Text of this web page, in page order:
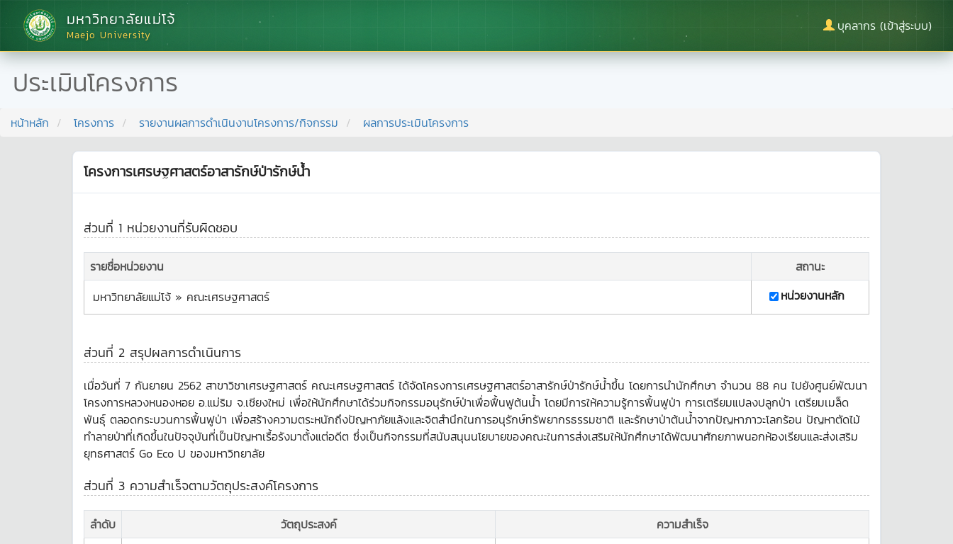
มหาวิทยาลัยแม่โจ้
Maejo University
บุคลากร (เข้าสู่ระบบ)
ประเมินโครงการ
หน้าหลัก โครงการ รายงานผลการดำเนินงานโครงการ/กิจกรรม ผลการประเมินโครงการ
โครงการเศรษฐศาสตร์อาสารักษ์ป่ารักษ์น้ำ
ส่วนที่ 1 หน่วยงานที่รับผิดชอบ
รายชื่อหน่วยงาน
สถานะ
มหาวิทยาลัยแม่โจ้ » คณะเศรษฐศาสตร์
หน่วยงานหลัก
ส่วนที่ 2 สรุปผลการดำเนินการ
เมื่อวันที่ 7 กันยายน 2562 สาขาวิชาเศรษฐศาสตร์ คณะเศรษฐศาสตร์ ได้จัดโครงการเศรษฐศาสตร์อาสารักษ์ป่ารักษ์น้ำขึ้น โดยการนำนักศึกษา จำนวน 88 คน ไปยังศูนย์พัฒนา
โครงการหลวงหนองหอย อ.แม่ริม จ.เชียงใหม่ เพื่อให้นักศึกษาได้ร่วมกิจกรรมอนุรักษ์ป่าเพื่อฟื้นฟูต้นน้ำ โดยมีการให้ความรู้การฟื้นฟูป่า การเตรียมแปลงปลูกป่า เตรียมเมล็ด
พันธุ์ ตลอดกระบวนการฟื้นฟูป่า เพื่อสร้างความตระหนักถึงปัญหาภัยแล้งและจิตสำนึกในการอนุรักษ์ทรัพยากรธรรมชาติ และรักษาป่าต้นน้ำจากปัญหาภาวะโลกร้อน ปัญหาตัดไม้
ทำลายป่าที่เกิดขึ้นในปัจจุบันที่เป็นปัญหาเรื้อรังมาตั้งแต่อดีต ซึ่งเป็นกิจกรรมที่สนับสนุนนโยบายของคณะในการส่งเสริมให้นักศึกษาได้พัฒนาศักยภาพนอกห้องเรียนและส่งเสริม
ยุทธศาสตร์ Go Eco U ของมหาวิทยาลัย
ส่วนที่ 3 ความสำเร็จตามวัตถุประสงค์โครงการ
ลำดับ วัตถุประสงค์ ความสำเร็จ